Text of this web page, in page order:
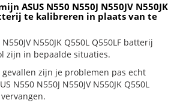
ASUS N550 N550J N550JV N550JK
te kalibreren in plaats van te
N550JV N550JK Q550L Q550LF batterij
zijn in bepaalde situaties.
zijn je problemen pas echt
N550 N550J N550JV N550JK Q550L